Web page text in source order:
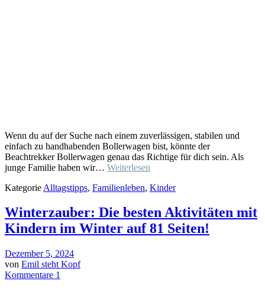
Wenn du auf der Suche nach einem zuverlässigen, stabilen und
einfach zu handhabenden Bollerwagen bist, könnte der
Beachtrekker Bollerwagen genau das Richtige für dich sein. Als
junge Familie haben wir… Weiterlesen
Kategorie Alltagstipps, Familienleben, Kinder
Winterzauber: Die besten Aktivitäten mit
Kindern im Winter auf 81 Seiten!
Dezember 5, 2024
von Emil steht Kopf
Kommentare 1